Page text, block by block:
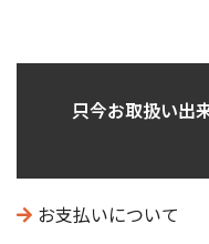
只今お取扱い出
お支払いについて